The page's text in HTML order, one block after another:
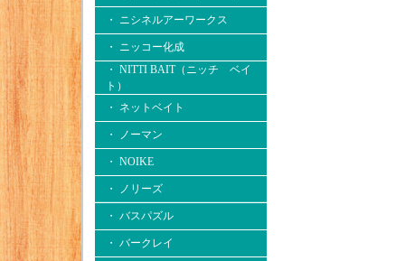
・ ニシネルアーワークス
・ ニッコー化成
・ NITTI BAIT（ニッチ ベイ
ト）
・ ネットベイト
・ ノーマン
・ NOIKE
・ ノリーズ
・ バスパズル
・ バークレイ